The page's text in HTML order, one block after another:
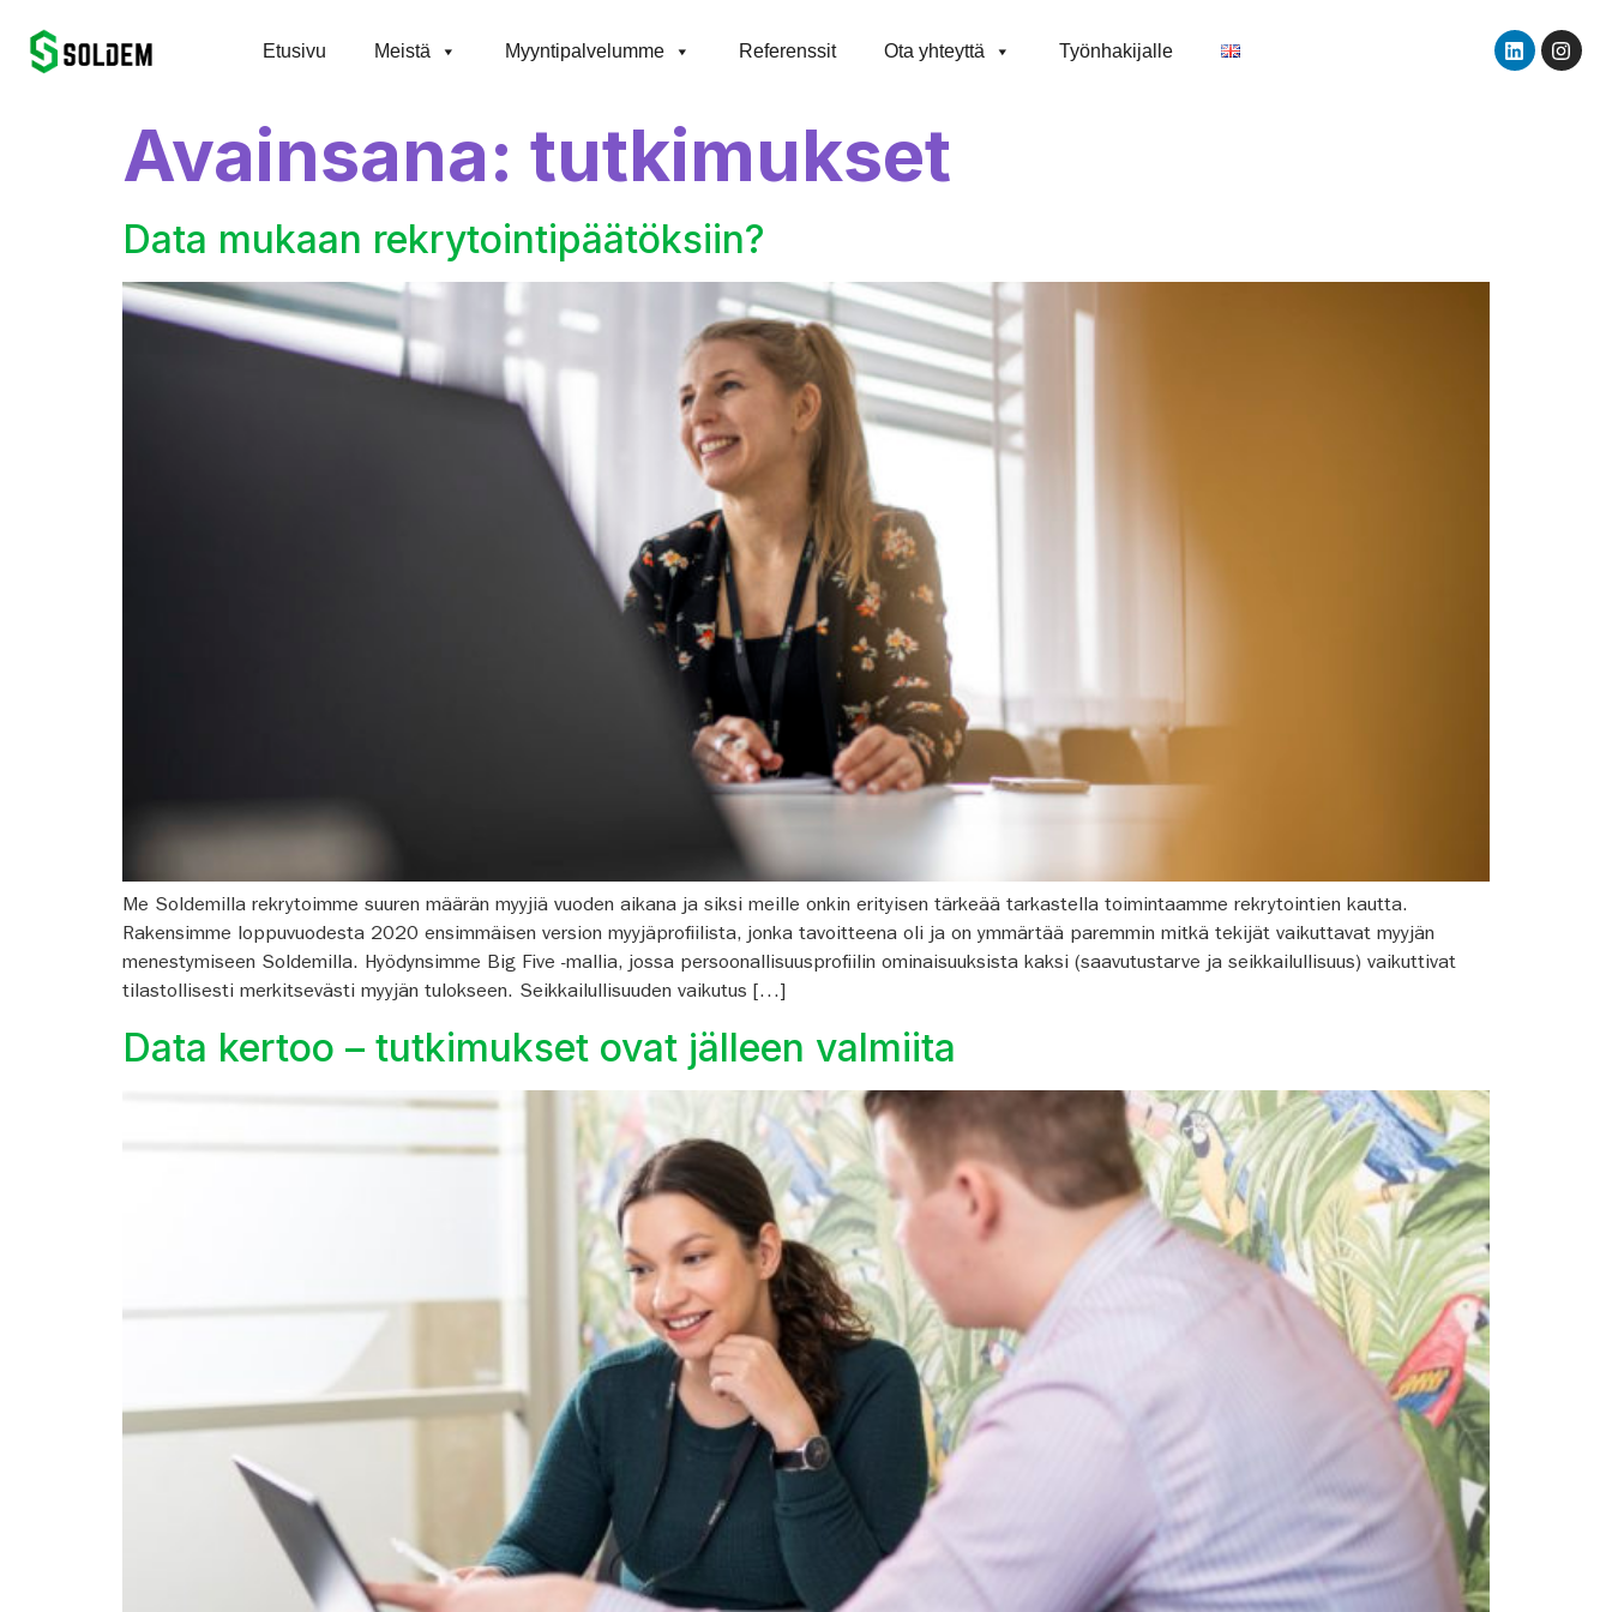
Etusivu Meistä Myyntipalvelumme Referenssit Ota yhteyttä Työnhakijalle
Avainsana: tutkimukset
Data mukaan rekrytointipäätöksiin?
Me Soldemilla rekrytoimme suuren määrän myyjiä vuoden aikana ja siksi meille onkin erityisen tärkeää tarkastella toimintaamme rekrytointien kautta.
Rakensimme loppuvuodesta 2020 ensimmäisen version myyjäprofiilista, jonka tavoitteena oli ja on ymmärtää paremmin mitkä tekijät vaikuttavat myyjän
menestymiseen Soldemilla. Hyödynsimme Big Five -mallia, jossa persoonallisuusprofiilin ominaisuuksista kaksi (saavutustarve ja seikkailullisuus) vaikuttivat
tilastollisesti merkitsevästi myyjän tulokseen. Seikkailullisuuden vaikutus […]
Data kertoo – tutkimukset ovat jälleen valmiita